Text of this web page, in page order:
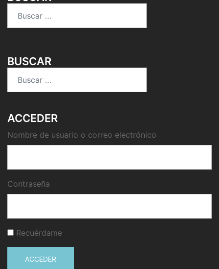
BUSCAR
ACCEDER
Nombre de usuario o correo electrónico
Contraseña
Recuérdame
ACCEDER